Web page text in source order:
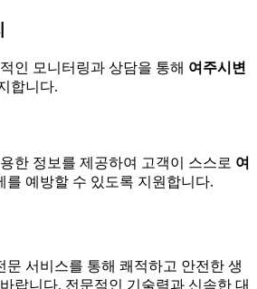
인 모니터링과 상담을 통해 여주시변
합니다.
한 정보를 제공하여 고객이 스스로 여
를 예방할 수 있도록 지원합니다.
문 서비스를 통해 쾌적하고 안전한 생
랍니다. 전문적인 기술력과 신속한 대